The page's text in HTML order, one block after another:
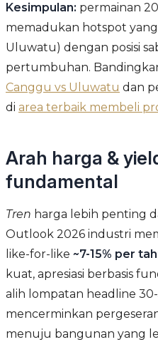
Kesimpulan: permainan
memadukan hotspot
Uluwatu) dengan posisi
pertumbuhan.
Canggu vs Uluwatu dan
di area terbaik membeli
Arah harga &
fundamental
Tren harga lebih penting
Outlook 2026 industri
like-for-like ~7-15% per
kuat, apresiasi berbasis
alih lompatan headline
mencerminkan
menuju bangunan yang